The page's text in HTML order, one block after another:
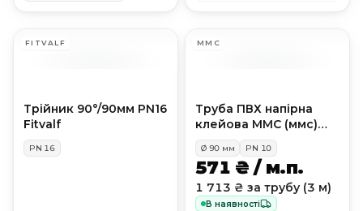
FITVALF
Трійник 90°/90мм PN16
Fitvalf
PN 16
MMC
Труба ПВХ напірна
клейова MMC (ммс)
PN10, D90 мм
Ø 90 мм PN 10
571 ₴ / м.п.
1 713 ₴ за трубу (3 м)
В наявності